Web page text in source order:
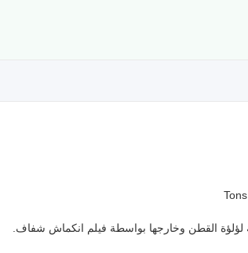
القطن وخارجها بواسطة فيلم انكماش شفاف.